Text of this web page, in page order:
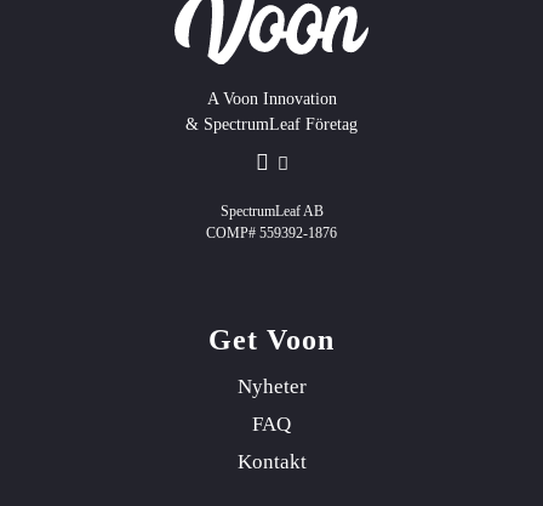
A Voon Innovation
& SpectrumLeaf Företag
SpectrumLeaf AB
COMP# 559392-1876
Get Voon
Nyheter
FAQ
Kontakt